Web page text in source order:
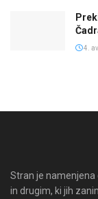
4.
Stran je namenjena
in drugim, ki jih